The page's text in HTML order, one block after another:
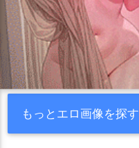
もっとエロ画像を探す